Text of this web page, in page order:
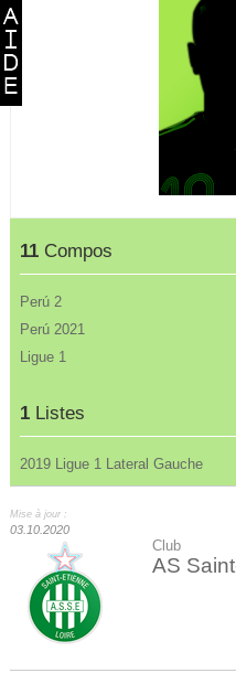
11 Compos
Perú 2
Perú 2021
Ligue 1
1 Listes
2019 Ligue 1 Lateral Gauche
Mise à jour :
03.10.2020
Club
AS